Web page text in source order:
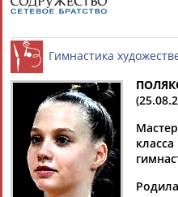
Найдено: 13181
Аслаудин
АБАЕВ
Елена
АБАИМОВА
Гимнастика